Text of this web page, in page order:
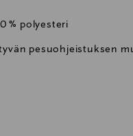
% polyesteri
pesuohjeistuksen